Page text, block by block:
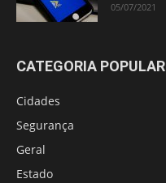
05/07/2021
CATEGORIA POPULAR
Cidades
Segurança
Geral
Estado